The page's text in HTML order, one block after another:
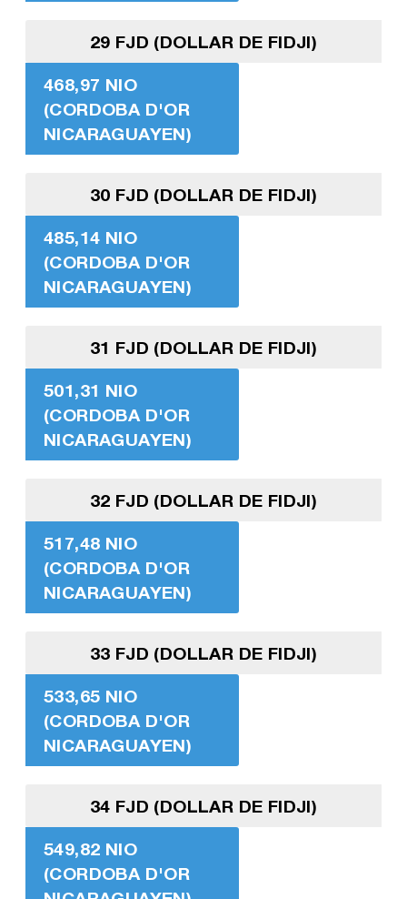
29 FJD (DOLLAR DE FIDJI)
468,97 NIO
(CORDOBA D'OR
NICARAGUAYEN)
30 FJD (DOLLAR DE FIDJI)
485,14 NIO
(CORDOBA D'OR
NICARAGUAYEN)
31 FJD (DOLLAR DE FIDJI)
501,31 NIO
(CORDOBA D'OR
NICARAGUAYEN)
32 FJD (DOLLAR DE FIDJI)
517,48 NIO
(CORDOBA D'OR
NICARAGUAYEN)
33 FJD (DOLLAR DE FIDJI)
533,65 NIO
(CORDOBA D'OR
NICARAGUAYEN)
34 FJD (DOLLAR DE FIDJI)
549,82 NIO
(CORDOBA D'OR